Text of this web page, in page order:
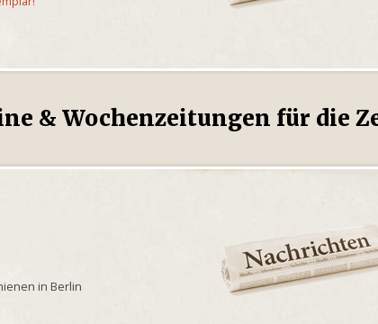
& Wochenzeitungen für die
in Berlin